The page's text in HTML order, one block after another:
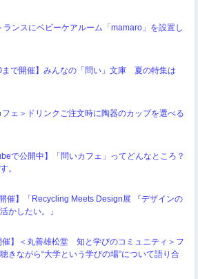
ランスにベビーケアルーム「mamaro」を設置し
まで開催】みんなの「問い」文庫 夏の特集は
フェ＞ドリンクご注文時に陶器のカップを選べる
で公開中】「問いカフェ」ってどんなところ？
。
開催】「Recycling Meets Design展 『デザインの
かしたい。」
催】＜丸善雄松堂 知と学びのコミュニティ＞フ
きながら“大学という学びの場”について語り合